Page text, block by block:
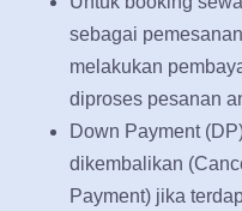
sebagai
melakukan
diproses pesanan
Down Payment
dikembalikan
Payment) jika